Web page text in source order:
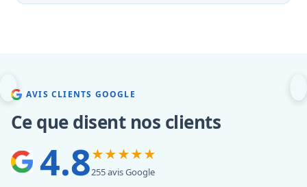
AVIS CLIENTS GOOGLE
Ce que disent nos clients
4.8★★★★★
255 avis Google